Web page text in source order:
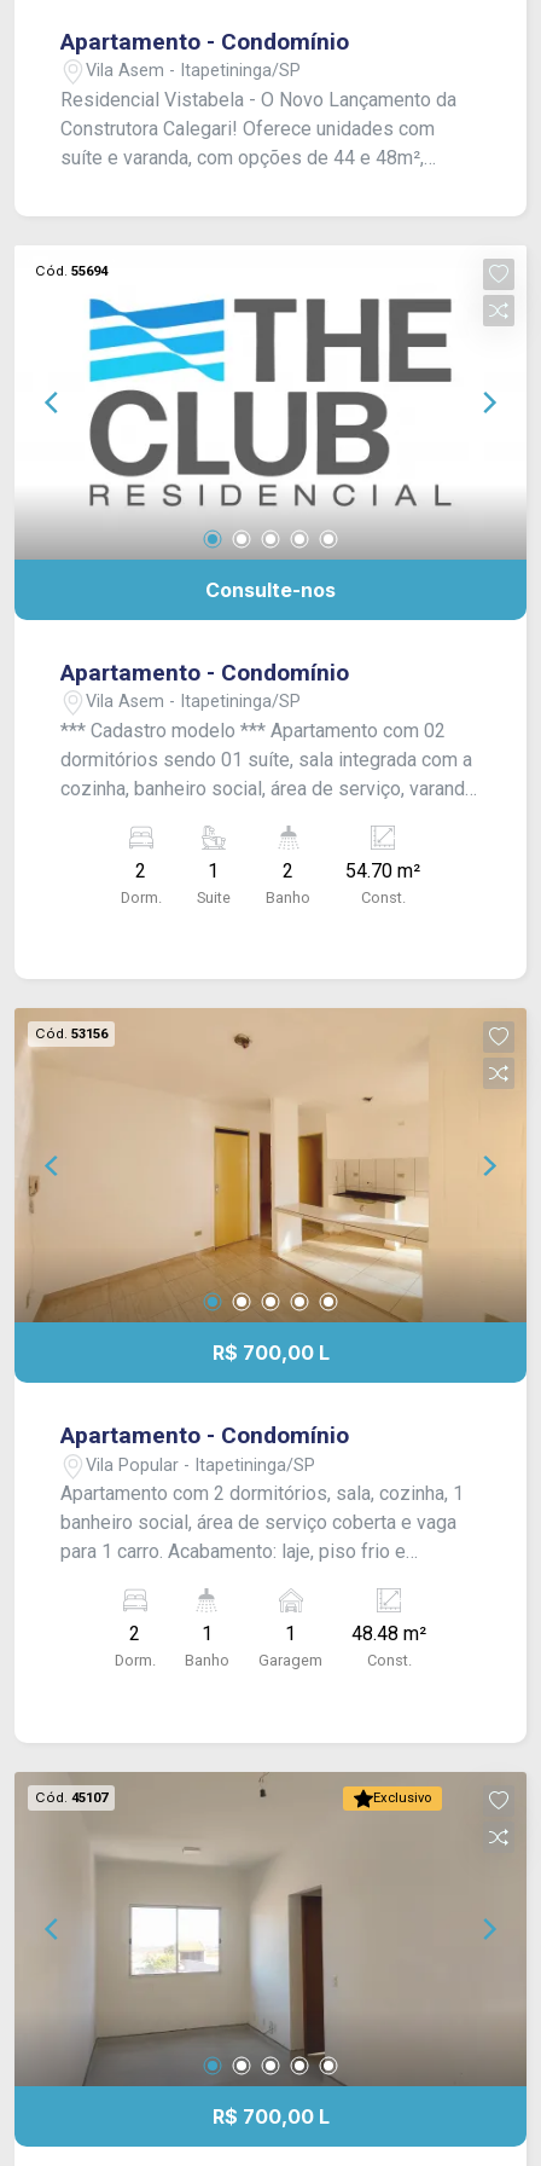
Apartamento - Condomínio
Vila Asem - Itapetininga/SP
Residencial Vistabela - O Novo Lançamento da
Construtora Calegari! Oferece unidades com
suíte e varanda, com opções de 44 e 48m²,
uma área de lazer completa, incluindo um rooftop
melhor: pagamento facilitado e entrada
diretamente com a construtora! Agende sua visita
e venha conhecer o apartamento decorado,
localizado em nossa imobiliária. Venha viver com
qualidade e estilo no seu novo lar!
Cód. 55694
Consulte-nos
Apartamento - Condomínio
Vila Asem - Itapetininga/SP
*** Cadastro modelo *** Apartamento com 02
dormitórios sendo 01 suíte, sala integrada com a
cozinha, banheiro social, área de serviço, varanda
01 veículo. The Club Residencial.
2
Dorm.
1
Suite
2
Banho
54.70 m²
Const.
Cód. 53156
R$ 700,00 L
Apartamento - Condomínio
Vila Popular - Itapetininga/SP
Apartamento com 2 dormitórios, sala, cozinha, 1
banheiro social, área de serviço coberta e vaga
para 1 carro. Acabamento: laje, piso frio e
2
Dorm.
1
Banho
1
Garagem
48.48 m²
Const.
Exclusivo
Cód. 45107
R$ 700,00 L